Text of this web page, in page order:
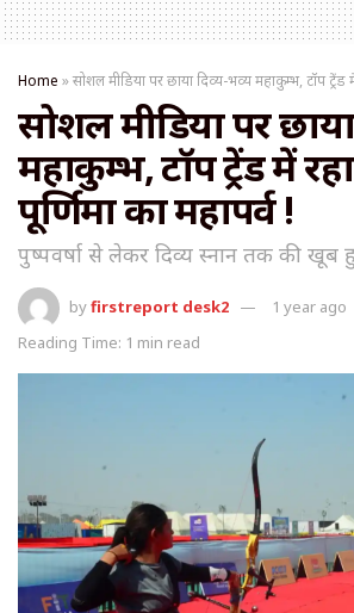
Home »सोशल मीडिया पर छाया दिव्य-भव्य महाकुम्भ, टॉप ट्रेंड
सोशल मीडिया पर
महाकुम्भ, टॉप ट्रेंड में
पूर्णिमा का महापर्व !
पुष्पवर्षा से लेकर दिव्य स्नान तक की खूब
byfirstreport desk2
1 year ago
Reading Time: 1 min read